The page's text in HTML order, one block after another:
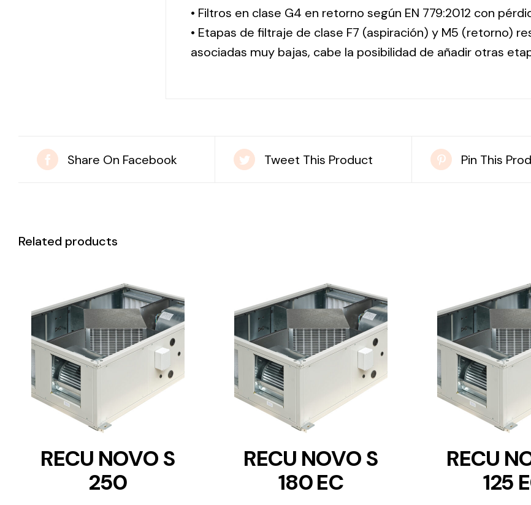
• Filtros en clase G4 en retorno según EN 779:2012 con
• Etapas de filtraje de clase F7 (aspiración) y M5 (retorno)
asociadas muy bajas, cabe la posibilidad de añadir otras
Share On Facebook Tweet This Product Pin This
Related products
DETAILS
RECU NOVO S
250
DETAILS
RECU NOVO S
180 EC
DETAILS
RECU
125